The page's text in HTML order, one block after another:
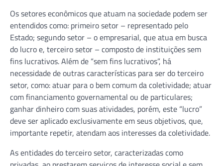
Os setores econômicos que atuam na sociedade podem ser
entendidos como: primeiro setor – representado pelo
Estado; segundo setor – o empresarial, que atua em busca
do lucro e, terceiro setor – composto de instituições sem
fins lucrativos. Além de “sem fins lucrativos”, há
necessidade de outras características para ser do terceiro
setor, como: atuar para o bem comum da coletividade; atuar
com financiamento governamental ou de particulares;
ganhar dinheiro com suas atividades, porém, este “lucro”
deve ser aplicado exclusivamente em seus objetivos, que,
importante repetir, atendam aos interesses da coletividade.
As entidades do terceiro setor, caracterizadas como